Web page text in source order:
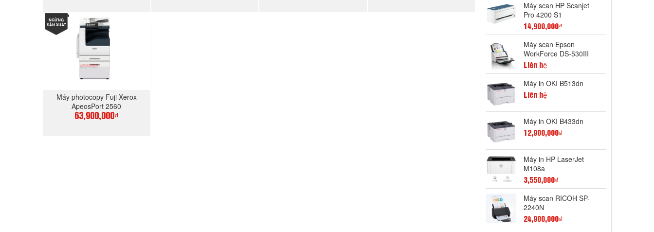
MUA NGAY
NGỪNG
SẢN XUẤT
Máy photocopy Fuji Xerox
ApeosPort 2560
63,900,000₫
Máy scan HP Scanjet
Pro 4200 S1
14,900,000₫
Máy scan Epson
WorkForce DS-530III
Liên hệ
Máy in OKI B513dn
Liên hệ
Máy in OKI B433dn
12,900,000₫
Máy in HP LaserJet
M108a
3,550,000₫
Máy scan RICOH SP-
2240N
24,900,000₫